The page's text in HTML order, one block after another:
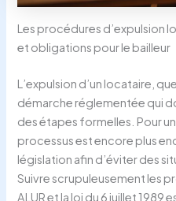
Les procédures d’expulsion
et obligations pour le bailleur
L’expulsion d’un locataire,
démarche réglementée qui
des étapes formelles. Pour
processus est encore plus
législation afin d’éviter des
Suivre scrupuleusement les
ALUR et la loi du 6 juillet 1989